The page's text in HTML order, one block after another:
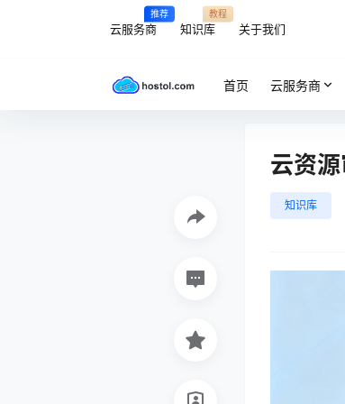
云服务商
推荐
知识库
教程
关于我们
首页 云服务商
云资
知识库